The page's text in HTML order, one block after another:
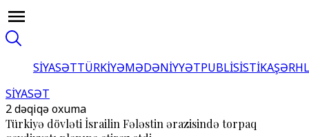
SİYASƏTTÜRKİYƏMƏDƏNİYYƏTPUBLİSİSTİKA
SİYASƏT
2 dəqiqə oxuma
Türkiyə dövləti İsrailin Fələstin ərazisində torpaq